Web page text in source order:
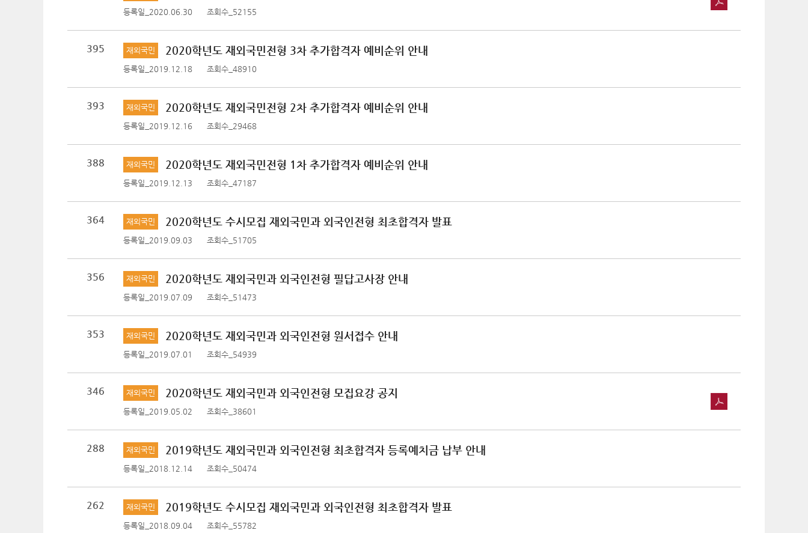
등록일_2020.06.30 조회수_52155
395 재외국민 2020학년도 재외국민전형 3차 추가합격자 예비순위 안내
등록일_2019.12.18 조회수_48910
393 재외국민 2020학년도 재외국민전형 2차 추가합격자 예비순위 안내
등록일_2019.12.16 조회수_29468
388 재외국민 2020학년도 재외국민전형 1차 추가합격자 예비순위 안내
등록일_2019.12.13 조회수_47187
364 재외국민 2020학년도 수시모집 재외국민과 외국인전형 최초합격자 발표
등록일_2019.09.03 조회수_51705
356 재외국민 2020학년도 재외국민과 외국인전형 필답고사장 안내
등록일_2019.07.09 조회수_51473
353 재외국민 2020학년도 재외국민과 외국인전형 원서접수 안내
등록일_2019.07.01 조회수_54939
346 재외국민 2020학년도 재외국민과 외국인전형 모집요강 공지
등록일_2019.05.02 조회수_38601
288 재외국민 2019학년도 재외국민과 외국인전형 최초합격자 등록예치금 납부 안내
등록일_2018.12.14 조회수_50474
262 재외국민 2019학년도 수시모집 재외국민과 외국인전형 최초합격자 발표
등록일_2018.09.04 조회수_55782